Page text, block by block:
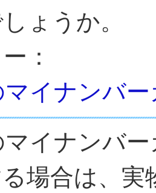
ょうか。
：
イナンバ
イナンバ
場合は、